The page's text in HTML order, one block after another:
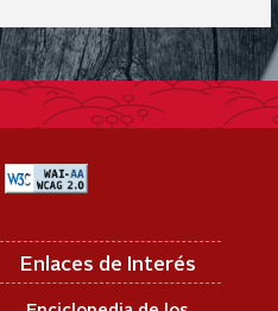
Enlaces de Interés